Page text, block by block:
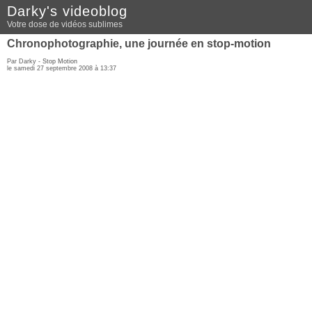
Darky's videoblog
Votre dose de vidéos sublimes
Chronophotographie, une journée en stop-motion
Par Darky - Stop Motion
le samedi 27 septembre 2008 à 13:37